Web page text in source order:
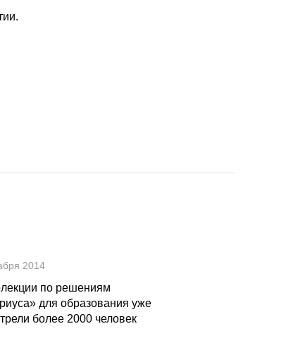
2014
по решениям
для образования уже
более 2000 человек